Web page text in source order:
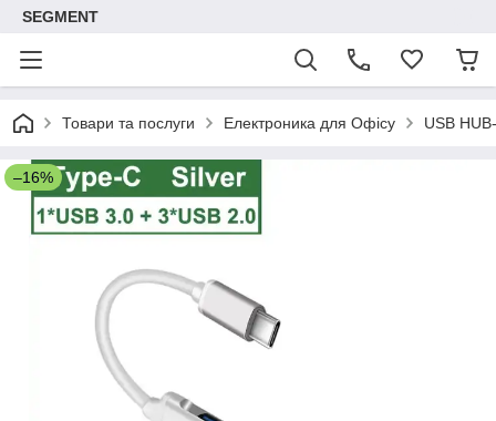
SEGMENT
Товари та послуги Електроника для Офісу USB
–16%